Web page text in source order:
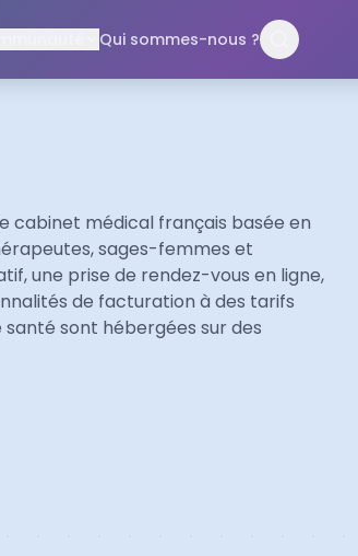
Qui sommes-nous ?
cabinet médical français basée en
sages-femmes et
une prise de rendez-vous en ligne,
de facturation à des tarifs
sont hébergées sur des